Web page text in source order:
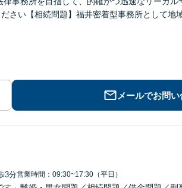
さい【相続問題】福井密着型事務所として地
メールでお問
3分営業時間：09:30~17:30（平日）